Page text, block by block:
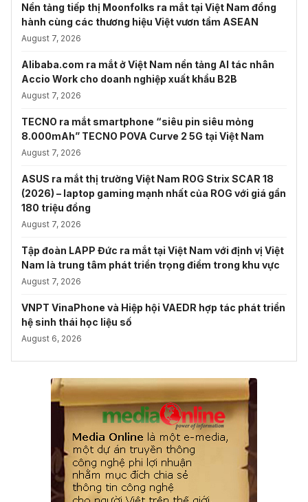
Nền tảng tiếp thị Moonfolks ra mắt tại Việt Nam đồng
hành cùng các thương hiệu Việt vươn tầm ASEAN
August 7, 2026
Alibaba.com ra mắt ở Việt Nam nền tảng AI tác nhân
Accio Work cho doanh nghiệp xuất khẩu B2B
August 7, 2026
TECNO ra mắt smartphone “siêu pin siêu mỏng
8.000mAh” TECNO POVA Curve 2 5G tại Việt Nam
August 7, 2026
ASUS ra mắt thị trường Việt Nam ROG Strix SCAR 18
(2026) – laptop gaming mạnh nhất của ROG với giá gần
180 triệu đồng
August 7, 2026
Tập đoàn LAPP Đức ra mắt tại Việt Nam với định vị Việt
Nam là trung tâm phát triển trọng điểm trong khu vực
August 7, 2026
VNPT VinaPhone và Hiệp hội VAEDR hợp tác phát triển
hệ sinh thái học liệu số
August 6, 2026